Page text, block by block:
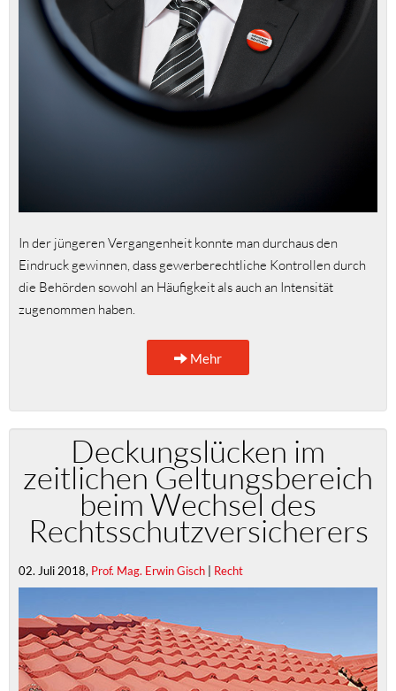
In der jüngeren Vergangenheit konnte man durchaus den
Eindruck gewinnen, dass gewerberechtliche Kontrollen durch
die Behörden sowohl an Häufigkeit als auch an Intensität
zugenommen haben.
Mehr
Deckungslücken im
zeitlichen Geltungsbereich
beim Wechsel des
Rechtsschutzversicherers
02. Juli 2018, Prof. Mag. Erwin Gisch | Recht